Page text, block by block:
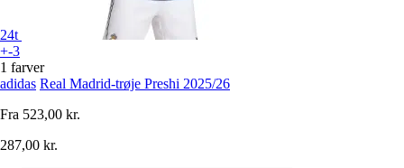
24t
+-3
1 farver
adidas Real Madrid-trøje Preshi 2025/26
Fra 523,00 kr.
287,00 kr.